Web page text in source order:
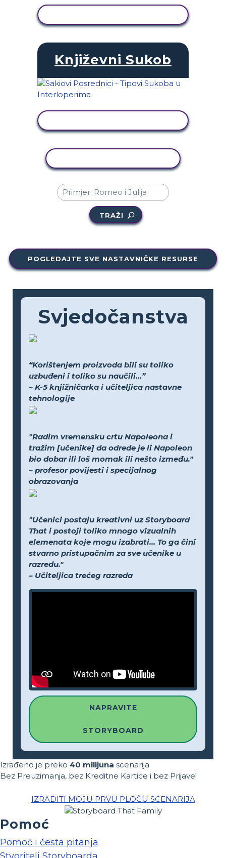
Književni Sukob
TRAŽI
POGLEDAJTE SVE NASTAVNIČKE RESURSE
Svjedočanstva
“Korištenjem proizvoda bili su toliko
uzbuđeni i toliko su naučili...”
– K-5 knjižničarka i učiteljica nastavne
tehnologije
"Radim vremensku crtu Napoleona i
tražim [učenike] da odrede je li Napoleon
bio dobar ili loš momak ili nešto između."
– profesor povijesti i specijalnog
obrazovanja
"Učenici postaju kreativni uz Storyboard
That i postoji toliko mnogo vizualnih
elemenata koje mogu izabrati... To ga čini
stvarno pristupačnim za sve učenike u
razredu."
– Učiteljica trećeg razreda
NAPRAVITE
STORYBOARD
Izrađeno je preko 40 milijuna scenarija
Bez Preuzimanja, bez Kreditne Kartice i bez Prijave!
IZRADITI MOJU PRVU PLOČU SCENARIJA
Pomoć
Pomoć i česta pitanja